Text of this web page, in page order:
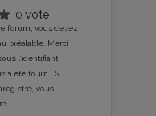
0 vote
forum, vous devez
préalable. Merci
l’identifiant
a été fourni. Si
vous